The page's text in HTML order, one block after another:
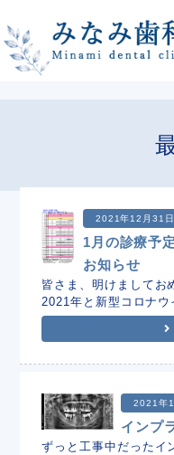
設備紹介
アクセス
2021年12月31日
1月の診療予
お知らせ
皆さま、明けましてお
2021年と新型コロナ
2021年
インプ
ずっと工事中だったイ